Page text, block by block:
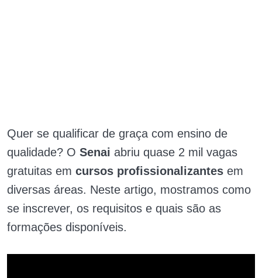
Quer se qualificar de graça com ensino de
qualidade? O Senai abriu quase 2 mil vagas
gratuitas em cursos profissionalizantes em
diversas áreas. Neste artigo, mostramos como
se inscrever, os requisitos e quais são as
formações disponíveis.